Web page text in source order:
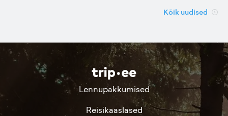
Kõik uudised
Lennupakkumised
Reisikaaslased